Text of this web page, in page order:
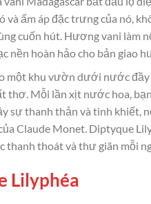
ấm áp đặc trưng của nó,
cuốn hút. Hương vani làm
nền hoàn hảo cho bản giao
khu vườn dưới nước đầy
Mỗi lần xịt nước hoa,
sự thanh thản và tinh khiết,
Claude Monet. Diptyque
thanh thoát và thư giãn mỗi
Lilyphéa